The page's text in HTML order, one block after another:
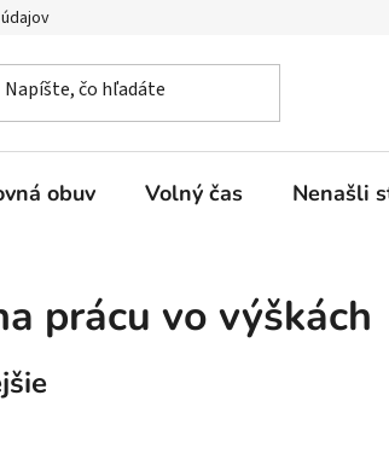
obuv Volný čas Nenašli
prácu vo výškách